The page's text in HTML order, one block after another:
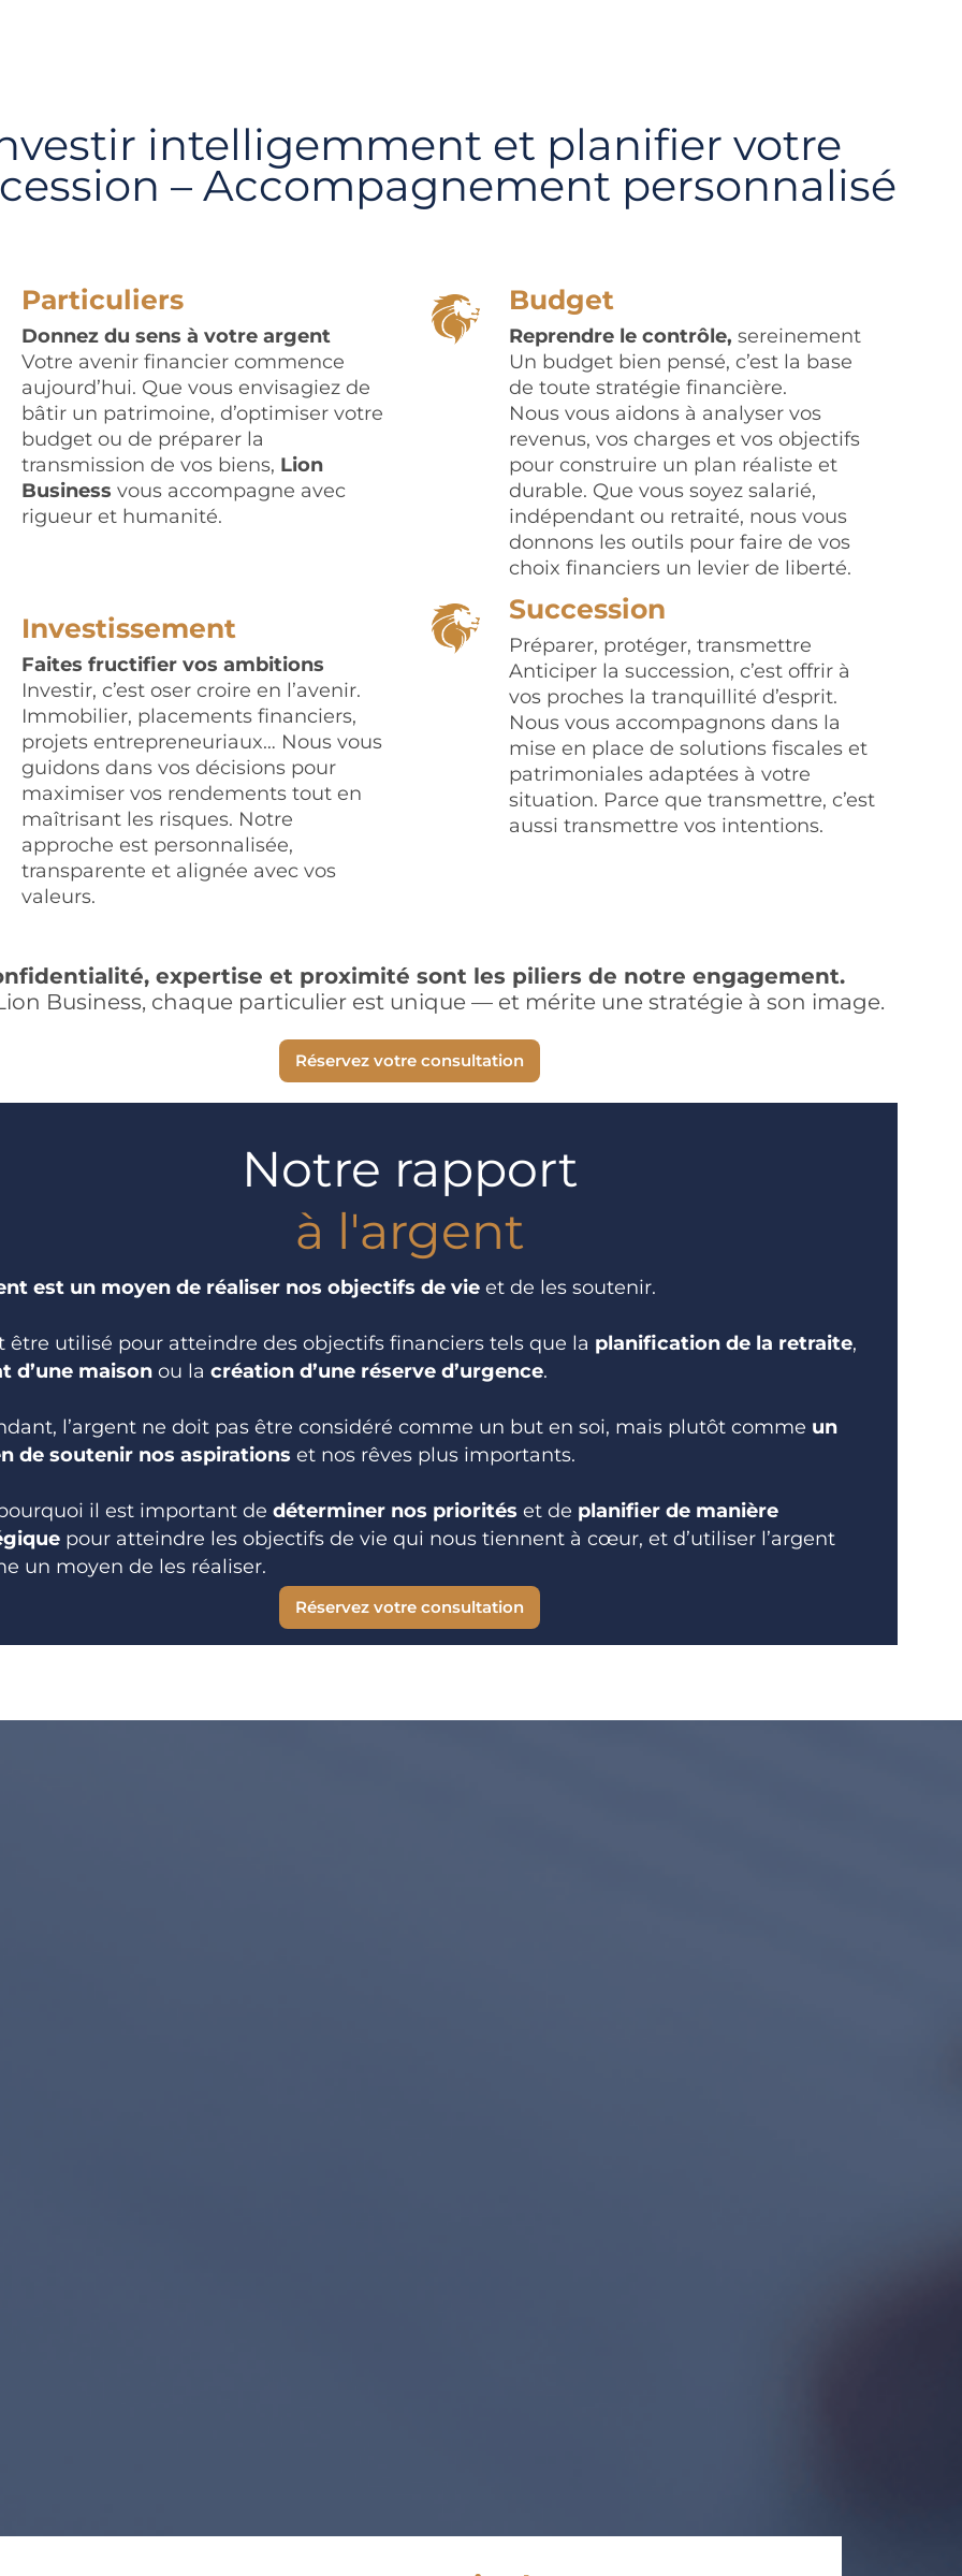
intelligemment et planifier votre
– Accompagnement personnalisé
Particuliers
Donnez du sens à votre argent
Votre avenir financier commence
aujourd’hui. Que vous envisagiez de
bâtir un patrimoine, d’optimiser votre
budget ou de préparer la
transmission de vos biens, Lion
Business vous accompagne avec
rigueur et humanité.
Investissement
Faites fructifier vos ambitions
Investir, c’est oser croire en l’avenir.
Immobilier, placements financiers,
projets entrepreneuriaux… Nous vous
guidons dans vos décisions pour
maximiser vos rendements tout en
maîtrisant les risques. Notre
approche est personnalisée,
transparente et alignée avec vos
valeurs.
Budget
Reprendre le contrôle, sereinement
Un budget bien pensé, c’est la base
de toute stratégie financière.
Nous vous aidons à analyser vos
revenus, vos charges et vos objectifs
pour construire un plan réaliste et
durable. Que vous soyez salarié,
indépendant ou retraité, nous vous
donnons les outils pour faire de vos
choix financiers un levier de liberté.
Succession
Préparer, protéger, transmettre
Anticiper la succession, c’est offrir à
vos proches la tranquillité d’esprit.
Nous vous accompagnons dans la
mise en place de solutions fiscales et
patrimoniales adaptées à votre
situation. Parce que transmettre, c’est
aussi transmettre vos intentions.
expertise et proximité sont les piliers de notre engagement.
Business, chaque particulier est unique — et mérite une stratégie à son image.
Réservez votre consultation
Notre rapport
à l'argent
est un moyen de réaliser nos objectifs de vieet de les soutenir.
être utilisé pour atteindre des objectifs financiers tels que la planification de la retraite,
d’une maisonou la création d’une réserve d’urgence.
l’argent ne doit pas être considéré comme un but en soi, mais plutôt comme un
de soutenir nos aspirations et nos rêves plus importants.
pourquoi il est important de déterminer nos priorités et de planifier de manière
pour atteindre les objectifs de vie qui nous tiennent à cœur, et d’utiliser l’argent
un moyen de les réaliser.
Réservez votre consultation